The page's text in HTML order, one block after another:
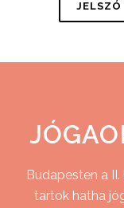
Budapesten a
tartok hatha